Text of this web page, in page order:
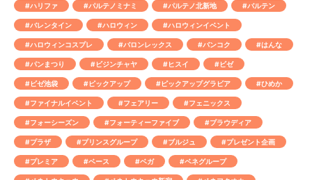
#ハリファ #パルテノミナミ #パルテノ北新地 #バルテン
#バレンタイン #ハロウィン #ハロウィンイベント
#ハロウィンコスプレ #バロンレックス #バンコク #はんな
#パンまつり #ビジンチャヤ #ヒスイ #ビゼ
#ビゼ池袋 #ピックアップ #ピックアップグラビア #ひめか
#ファイナルイベント #フェアリー #フェニックス
#フォーシーズン #フォーティーファイブ #プラウディア
#プラザ #プリンスグループ #ブルジュ #プレゼント企画
#プレミア #ベース #ベガ #ベネグループ